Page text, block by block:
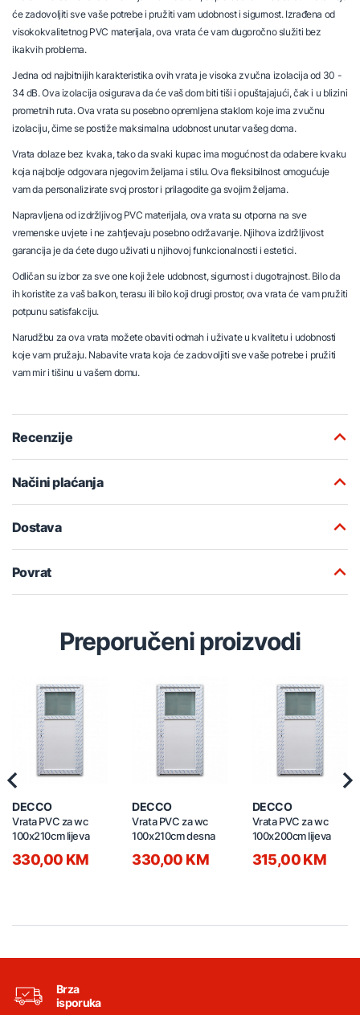
će zadovoljiti sve vaše potrebe i pružiti vam udobnost i sigurnost. Izrađena od
visokokvalitetnog PVC materijala, ova vrata će vam dugoročno služiti bez
ikakvih problema.
Jedna od najbitnijih karakteristika ovih vrata je visoka zvučna izolacija od 30 -
34 dB. Ova izolacija osigurava da će vaš dom biti tiši i opuštajajući, čak i u blizini
prometnih ruta. Ova vrata su posebno opremljena staklom koje ima zvučnu
izolaciju, čime se postiže maksimalna udobnost unutar vašeg doma.
Vrata dolaze bez kvaka, tako da svaki kupac ima mogućnost da odabere kvaku
koja najbolje odgovara njegovim željama i stilu. Ova fleksibilnost omogućuje
vam da personalizirate svoj prostor i prilagodite ga svojim željama.
Napravljena od izdržljivog PVC materijala, ova vrata su otporna na sve
vremenske uvjete i ne zahtjevaju posebno održavanje. Njihova izdržljivost
garancija je da ćete dugo uživati u njihovoj funkcionalnosti i estetici.
Odličan su izbor za sve one koji žele udobnost, sigurnost i dugotrajnost. Bilo da
ih koristite za vaš balkon, terasu ili bilo koji drugi prostor, ova vrata će vam pružiti
potpunu satisfakciju.
Narudžbu za ova vrata možete obaviti odmah i uživate u kvalitetu i udobnosti
koje vam pružaju. Nabavite vrata koja će zadovoljiti sve vaše potrebe i pružiti
vam mir i tišinu u vašem domu.
Recenzije
Načini plaćanja
Dostava
Povrat
Preporučeni proizvodi
DECCO
Vrata PVC za wc
100x210cm lijeva
330,00 KM
DECCO
Vrata PVC za wc
100x210cm desna
330,00 KM
DECCO
Vrata PVC za wc
100x200cm lijeva
315,00 KM
Brza
isporuka